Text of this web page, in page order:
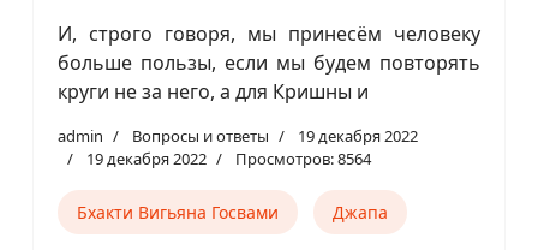
И, строго говоря, мы принесём человеку
больше пользы, если мы будем повторять
круги не за него, а для Кришны и
admin Вопросы и ответы
19 декабря 2022
19 декабря 2022
Просмотров: 8564
Бхакти Вигьяна Госвами Джапа